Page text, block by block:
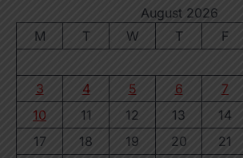
August 2026
M
T W T F
3
4 5 6 7
10
11 12 13 14
17
18 19 20 21